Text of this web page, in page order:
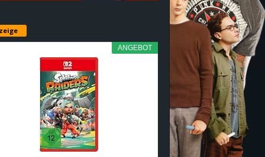
ANGEBOT